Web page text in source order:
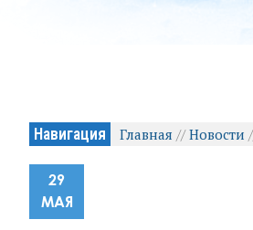
Навигация Главная //Новости
29
МАЯ